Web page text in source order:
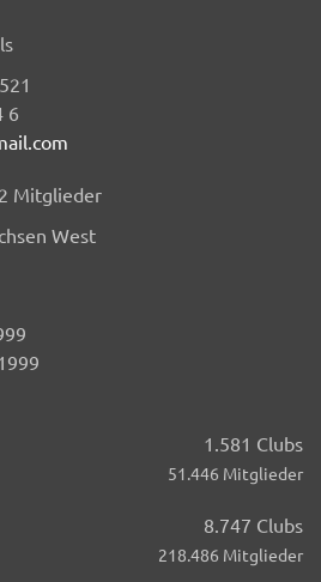
6
Mitglieder
West
1.581 Clubs
51.446 Mitglieder
8.747 Clubs
218.486 Mitglieder